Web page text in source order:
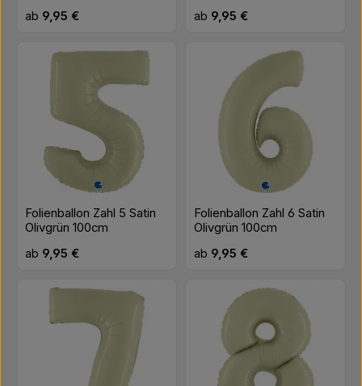
Regulärer Preis:
ab 9,95 € Regulärer Preis:
ab 9,95 €
Folienballon Zahl 5 Satin
Olivgrün 100cm
Regulärer Preis:
ab 9,95 €
Folienballon Zahl 6 Satin
Olivgrün 100cm
Regulärer Preis:
ab 9,95 €